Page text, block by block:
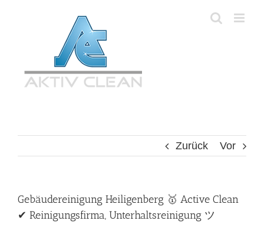
Zurück Vor
Gebäudereinigung Heiligenberg 🥇 Active Clean
✔ Reinigungsfirma, Unterhaltsreinigung ツ